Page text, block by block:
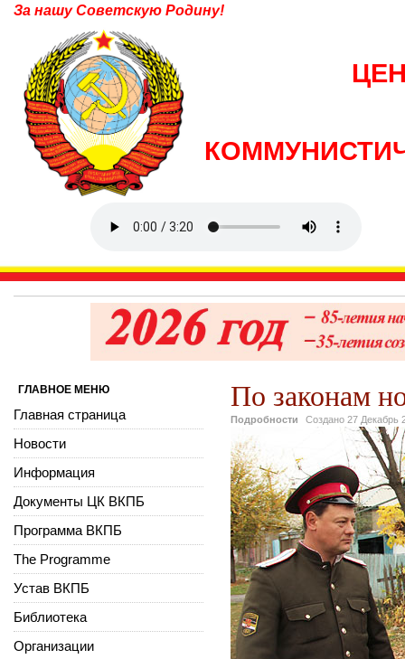
За нашу Советскую Родину!
По законам
Подробности Создано 27 Декабрь
ГЛАВНОЕ МЕНЮ
Главная страница
Новости
Информация
Документы ЦК ВКПБ
Программа ВКПБ
The Programme
Устав ВКПБ
Библиотека
Организации